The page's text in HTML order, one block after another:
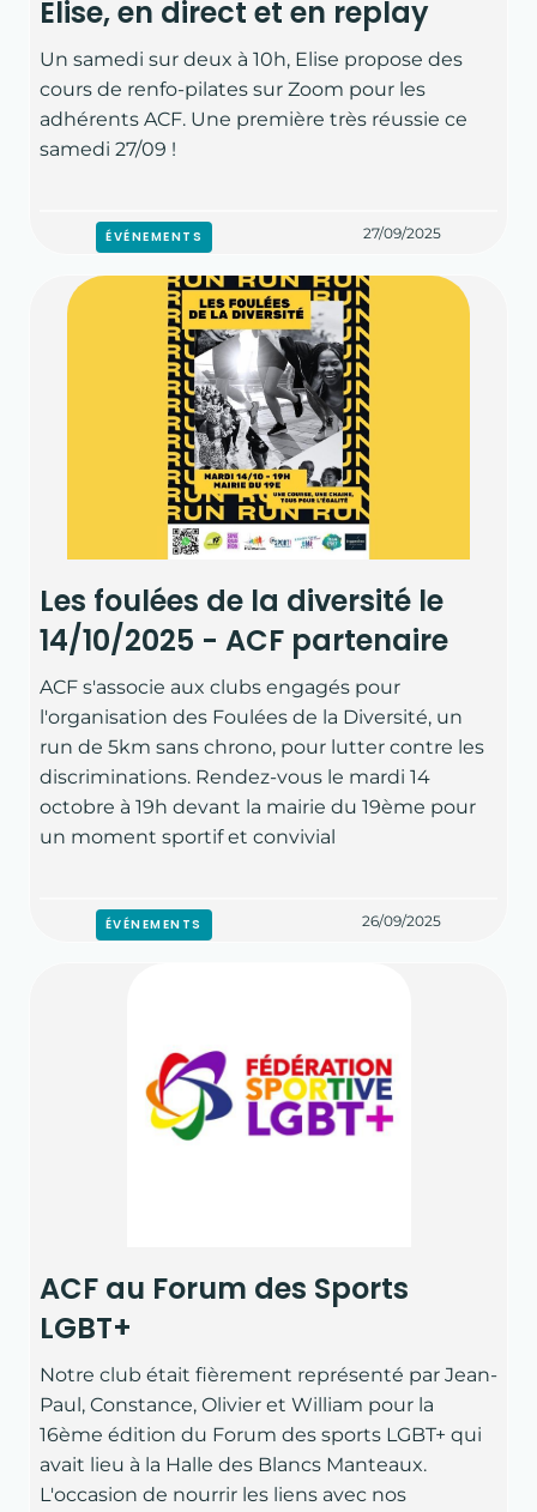
COURSE À PIED
TRIATHLON
TRIATHLON SUPER SPRINT PARIS 19
LES RÉCITS DE COURSE
ÉVÉNEMENTS
LES RÉSULTATS
CONSEILS SPORTIFS
Elise, en direct et en replay
Un samedi sur deux à 10h, Elise propose des
cours de renfo-pilates sur Zoom pour les
adhérents ACF. Une première très réussie ce
samedi 27/09 !
ÉVÉNEMENTS 27/09/2025
Les foulées de la diversité le
14/10/2025 - ACF partenaire
ACF s'associe aux clubs engagés pour
l'organisation des Foulées de la Diversité, un
run de 5km sans chrono, pour lutter contre les
discriminations. Rendez-vous le mardi 14
octobre à 19h devant la mairie du 19ème pour
un moment sportif et convivial
ÉVÉNEMENTS 26/09/2025
ACF au Forum des Sports
LGBT+
Notre club était fièrement représenté par Jean-
Paul, Constance, Olivier et William pour la
16ème édition du Forum des sports LGBT+ qui
avait lieu à la Halle des Blancs Manteaux.
L'occasion de nourrir les liens avec nos